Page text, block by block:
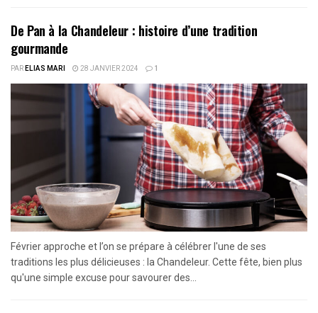
De Pan à la Chandeleur : histoire d’une tradition
gourmande
PARELIAS MARI 28 JANVIER 2024 1
Février approche et l’on se prépare à célébrer l'une de ses
traditions les plus délicieuses : la Chandeleur. Cette fête, bien plus
qu'une simple excuse pour savourer des...